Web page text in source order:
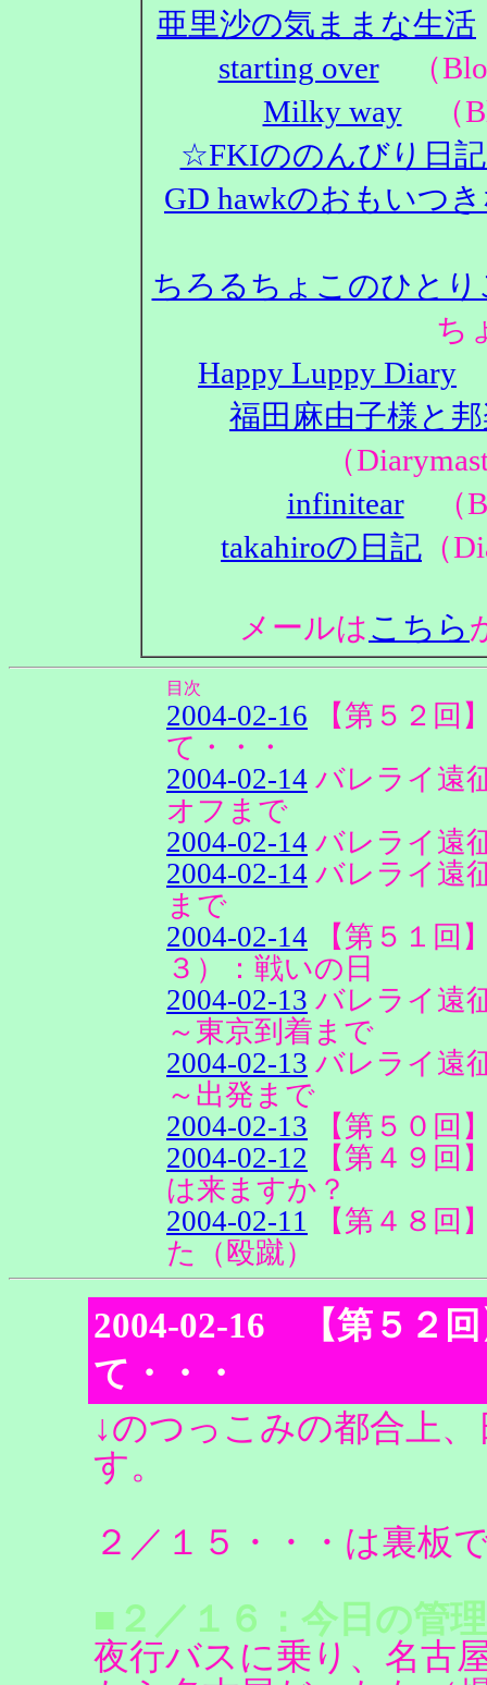
亜里沙の気ままな生活
starting over（
Milky way（
☆FKIののんびり日
GD hawkのおもいつ
ちろるちょこのひとり
ち
Happy Luppy Diary
福田麻由子様と
（
infinitear（
takahiroの日記 （
メールはこちら
目次
2004-02-16 【第５２回
て・・・
2004-02-14 バレライ遠
オフまで
2004-02-14 バレライ遠
2004-02-14 バレライ遠
まで
2004-02-14 【第５１回
３）：戦いの日
2004-02-13 バレライ遠
～東京到着まで
2004-02-13 バレライ遠
～出発まで
2004-02-13 【第５０回
2004-02-12 【第４９回
は来ますか？
2004-02-11
【第４８回
た（殴蹴）
2004-02-16 【第５２
て・・・
↓のつっこみの都合上
す。
２／１５・・・は裏板
■２／１６：今日の管
夜行バスに乗り、名古